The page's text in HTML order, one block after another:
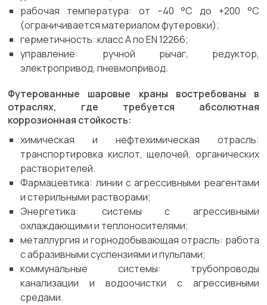
рабочая температура: от –40 °C до +200 °C
(ограничивается материалом футеровки);
герметичность: класс А по EN 12266;
управление: ручной рычаг, редуктор,
электропривод, пневмопривод.
Футерованные шаровые краны востребованы в
отраслях, где требуется абсолютная
коррозионная стойкость:
химическая и нефтехимическая отрасль:
транспортировка кислот, щелочей, органических
растворителей.
Фармацевтика: линии с агрессивными реагентами
и стерильными растворами;
Энергетика: системы с агрессивными
охлаждающими и теплоносителями;
металлургия и горнодобывающая отрасль: работа
с абразивными суспензиями и пульпами;
коммунальные системы: трубопроводы
канализации и водоочистки с агрессивными
средами.